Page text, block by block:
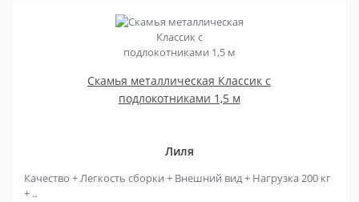
Скамья металлическая Классик с
подлокотниками 1,5 м
Лиля
Качество + Легкость сборки + Внешний вид + Нагрузка 200 кг
+ ..